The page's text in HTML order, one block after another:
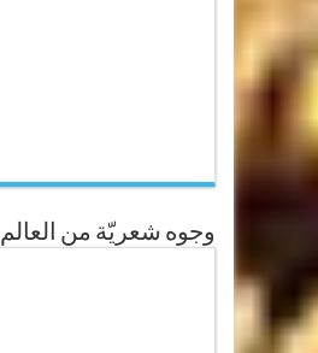
وجوه شعريّة من العالم